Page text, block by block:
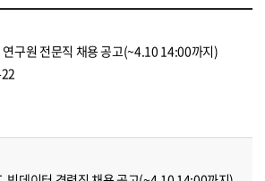
구원 전문직 채용 공고(~4.10 14:00까지)